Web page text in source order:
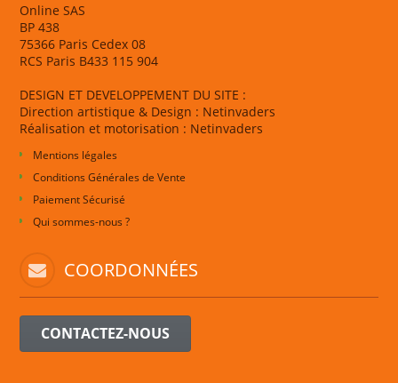
Online SAS
BP 438
75366 Paris Cedex 08
RCS Paris B433 115 904
DESIGN ET DEVELOPPEMENT DU SITE :
Direction artistique & Design : Netinvaders
Réalisation et motorisation : Netinvaders
Mentions légales
Conditions Générales de Vente
Paiement Sécurisé
Qui sommes-nous ?
COORDONNÉES
CONTACTEZ-NOUS